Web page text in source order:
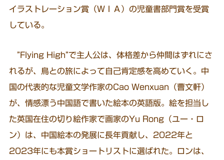
イラストレーション賞（ＷＩＡ）の児童書部門賞を受賞
している。
”Flying High”で主人公は、体格差から仲間はずれにさ
れるが、鳥との旅によって自己肯定感を高めていく。中
国の代表的な児童文学作家のCao Wenxuan（曹文軒）
が、情感漂う中国語で書いた絵本の英語版。絵を担当し
た英国在住の切り絵作家で画家のYu Rong（ユー・ロ
ン）は、中国絵本の発展に長年貢献し、2022年と
2023年にも本賞ショートリストに選ばれた。ロンは、